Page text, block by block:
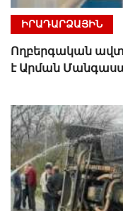
ԻՐԱԴԱՐՁԱՅԻՆ
Ողբերգական
է Արման